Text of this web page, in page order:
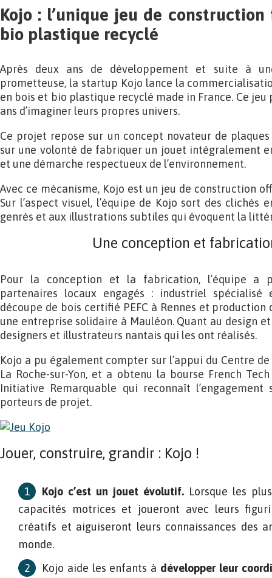
Kojo : l’unique jeu de
bio plastique recyclé
Après deux ans de développement et suite à
prometteuse, la startup Kojo lance la
en bois et bio plastique recyclé made in France. Ce
ans d’imaginer leurs propres univers.
Ce projet repose sur un concept novateur de
sur une volonté de fabriquer un jouet intégralement
et une démarche respectueux de l’environnement.
Avec ce mécanisme, Kojo est un jeu de construction
Sur l’aspect visuel, l’équipe de Kojo sort des clichés
genrés et aux illustrations subtiles qui évoquent la
Une conception et
Pour la conception et la fabrication, l’équipe a
partenaires locaux engagés : industriel
découpe de bois certifié PEFC à Rennes et production
une entreprise solidaire à Mauléon. Quant au design
designers et illustrateurs nantais qui les ont réalisés.
Kojo a pu également compter sur l’appui du Centre
La Roche-sur-Yon, et a obtenu la bourse French
Initiative Remarquable qui reconnaît
porteurs de projet.
Jouer, construire, grandir : Kojo !
Kojo c’est un jouet évolutif. Lorsque les
capacités motrices et joueront avec leurs
créatifs et aiguiseront leurs connaissances des
monde.
Kojo aide les enfants à développer leur